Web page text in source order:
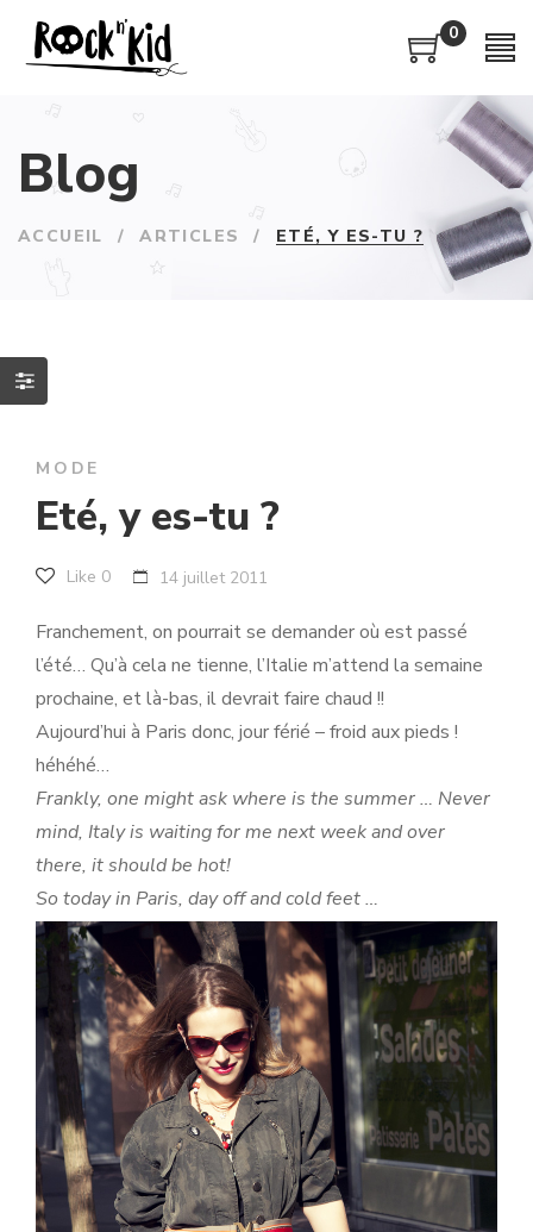
0
Blog
ACCUEIL / ARTICLES / ETÉ, Y ES-TU ?
MODE
Eté, y es-tu ?
Like 0 14 juillet 2011
Franchement, on pourrait se demander où est passé
l’été… Qu’à cela ne tienne, l’Italie m’attend la semaine
prochaine, et là-bas, il devrait faire chaud !!
Aujourd’hui à Paris donc, jour férié – froid aux pieds !
héhéhé…
Frankly, one might ask where is the summer … Never
mind, Italy is waiting for me next week and over
there, it should be hot!
So today in Paris, day off and cold feet …